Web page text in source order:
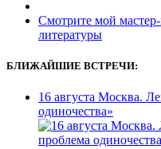
Смотрите мой
литературы
БЛИЖАЙШИЕ ВСТРЕЧИ:
16 августа Москва.
одиночества»